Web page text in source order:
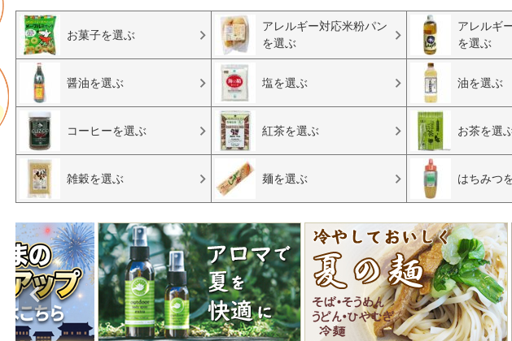
お菓子を選ぶ
アレルギー対応米粉パン
を選ぶ
アレルギ
を選ぶ
醤油を選ぶ 塩を選ぶ 油を選ぶ
コーヒーを選ぶ 紅茶を選ぶ お茶を選
雑穀を選ぶ 麺を選ぶ はちみつ